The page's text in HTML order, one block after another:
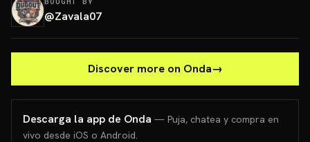
@Zavala07
Discover more on Onda→
Descarga la app de Onda — Puja, chatea y compra en
vivo desde iOS o Android.